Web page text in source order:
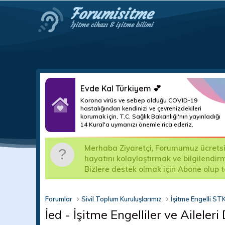
Forumisitme
İşitme cihazı & işitme bilimi
Evde Kal Türkiyem 💕
Korona virüs ve sebep olduğu COVID-19
hastalığından kendinizi ve çevrenizdekileri
korumak için, T.C. Sağlık Bakanlığı'nın yayınladığı
14 Kural'a uymanızı önemle rica ederiz.
Merhaba Ziyaretçi, Forumumuz
hayatını kolaylaştırmak ve
Bizlere destek olmak için Abone olup
Forumlar Sivil Toplum Kuruluşlarımız İşitme Engelli
İed - İşitme Engelliler ve Aileleri